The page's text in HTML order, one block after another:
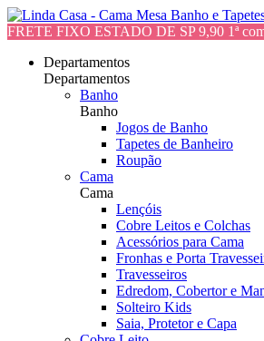
FRETE FIXO ESTADO DE SP 9,90 1ª
Departamentos
Departamentos
Banho
Banho
Jogos de Banho
Tapetes de Banheiro
Roupão
Cama
Cama
Lençóis
Cobre Leitos e Colchas
Acessórios para Cama
Fronhas e Porta
Travesseiros
Edredom, Cobertor e
Solteiro Kids
Saia, Protetor e Capa